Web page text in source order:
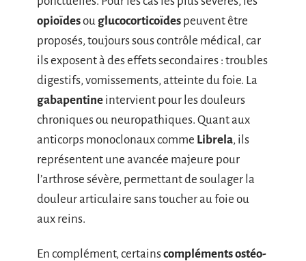
opioïdesou glucocorticoïdes peuvent être
proposés, toujours sous contrôle médical, car
ils exposent à des effets secondaires : troubles
digestifs, vomissements, atteinte du foie. La
gabapentine intervient pour les douleurs
chroniques ou neuropathiques. Quant aux
anticorps monoclonaux comme Librela, ils
représentent une avancée majeure pour
l’arthrose sévère, permettant de soulager la
douleur articulaire sans toucher au foie ou
aux reins.
En complément, certainscompléments ostéo-